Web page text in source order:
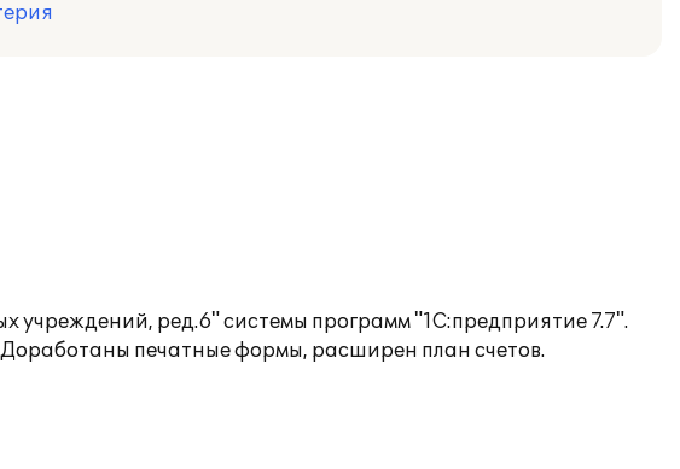
ред.6" системы программ "1С:предприятие 7.7".
печатные формы, расширен план счетов.